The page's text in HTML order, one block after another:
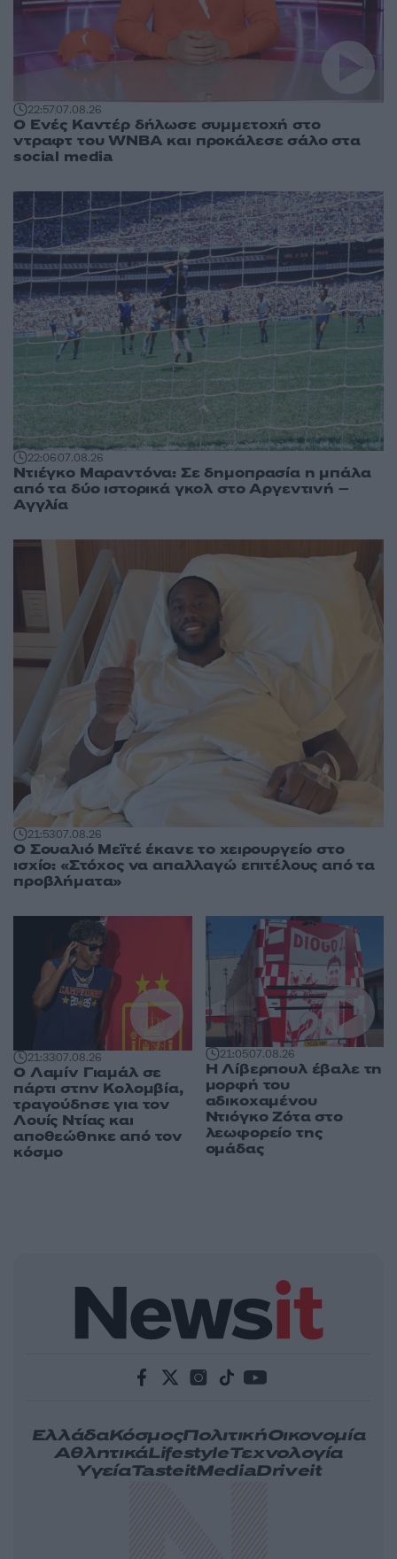
22:5707.08.26
Ο Ενές Καντέρ δήλωσε συμμετοχή στο
ντραφτ του WNBA και προκάλεσε σάλο στα
social media
22:0607.08.26
Ντιέγκο Μαραντόνα: Σε δημοπρασία η μπάλα
από τα δύο ιστορικά γκολ στο Αργεντινή –
Αγγλία
21:5307.08.26
Ο Σουαλιό Μεϊτέ έκανε το χειρουργείο στο
ισχίο: «Στόχος να απαλλαγώ επιτέλους από τα
προβλήματα»
21:3307.08.26
Ο Λαμίν Γιαμάλ σε
πάρτι στην Κολομβία,
τραγούδησε για τον
Λουίς Ντίας και
αποθεώθηκε από τον
κόσμο
21:0507.08.26
Η Λίβερπουλ έβαλε τη
μορφή του
αδικοχαμένου
Ντιόγκο Ζότα στο
λεωφορείο της
ομάδας
ΕλλάδαΚόσμοςΠολιτικήΟικονομία
ΑθλητικάLifestyleΤεχνολογία
ΥγείαTasteitMediaDriveit